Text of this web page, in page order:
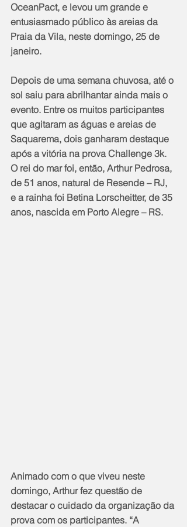
OceanPact, e levou um grande e
entusiasmado público às areias da
Praia da Vila, neste domingo, 25 de
janeiro.
Depois de uma semana chuvosa, até o
sol saiu para abrilhantar ainda mais o
evento. Entre os muitos participantes
que agitaram as águas e areias de
Saquarema, dois ganharam destaque
após a vitória na prova Challenge 3k.
O rei do mar foi, então, Arthur Pedrosa,
de 51 anos, natural de Resende – RJ,
e a rainha foi Betina Lorscheitter, de 35
anos, nascida em Porto Alegre – RS.
Animado com o que viveu neste
domingo, Arthur fez questão de
destacar o cuidado da organização da
prova com os participantes. “A